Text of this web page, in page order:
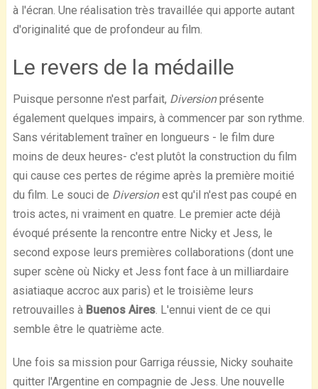
à l'écran. Une réalisation très travaillée qui apporte autant
d'originalité que de profondeur au film.
Le revers de la médaille
Puisque personne n'est parfait, Diversionprésente
également quelques impairs, à commencer par son rythme.
Sans véritablement traîner en longueurs - le film dure
moins de deux heures- c'est plutôt la construction du film
qui cause ces pertes de régime après la première moitié
du film. Le souci de Diversionest qu'il n'est pas coupé en
trois actes, ni vraiment en quatre. Le premier acte déjà
évoqué présente la rencontre entre Nicky et Jess, le
second expose leurs premières collaborations (dont une
super scène où Nicky et Jess font face à un milliardaire
asiatiaque accroc aux paris) et le troisième leurs
retrouvailles à Buenos Aires. L'ennui vient de ce qui
semble être le quatrième acte.
Une fois sa mission pour Garriga réussie, Nicky souhaite
quitter l'Argentine en compagnie de Jess. Une nouvelle